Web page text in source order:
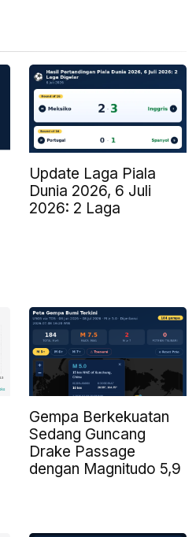
Update Laga Piala
Dunia 2026, 6 Juli
2026: 2 Laga
Gempa Berkekuatan
Sedang Guncang
Drake Passage
dengan Magnitudo 5,9